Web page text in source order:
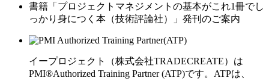
書籍「プロジェクトマネジメントの基本がこれ1冊でし
っかり身につく本（技術評論社）」発刊のご案内
イープロジェクト（株式会社TRADECREATE）は
PMI®Authorized Training Partner (ATP)です。ATPは、